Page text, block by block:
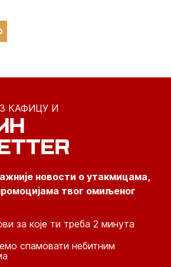
КАФИЦУ И
новости о утакмицама,
твог омиљеног
за које ти треба 2 минута
спамовати небитним